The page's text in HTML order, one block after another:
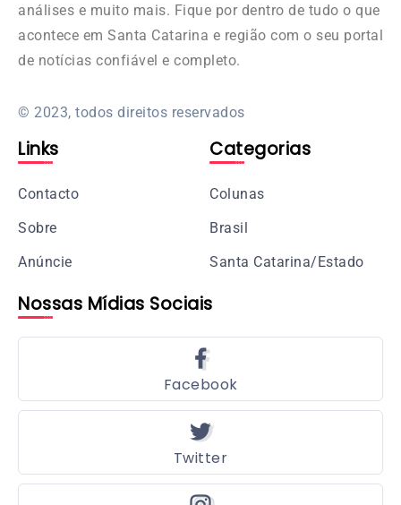
análises e muito mais. Fique por dentro de tudo o que
acontece em Santa Catarina e região com o seu portal
de notícias confiável e completo.
© 2023, todos direitos reservados
Links
Contacto
Sobre
Anúncie
Categorias
Colunas
Brasil
Santa Catarina/Estado
Nossas Mídias Sociais
Facebook
Twitter